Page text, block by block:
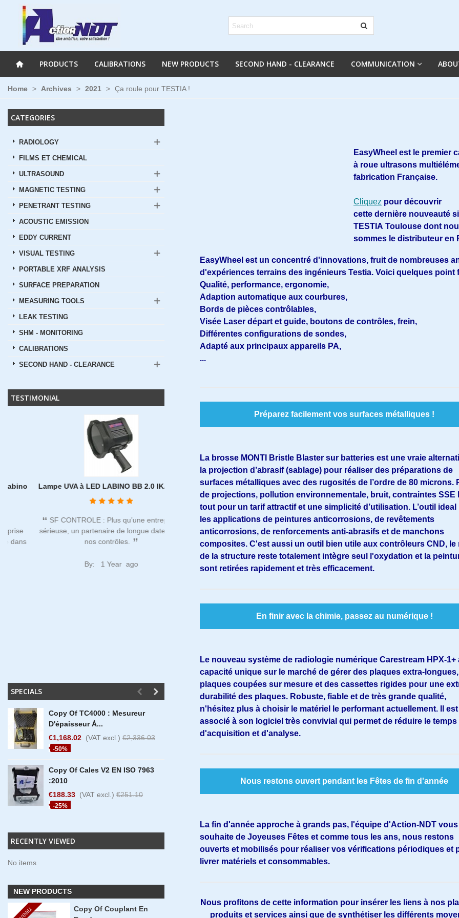
PRODUCTS CALIBRATIONS NEW PRODUCTS SECOND HAND - CLEARANCE COMMUNICATION
Home > Archives > 2021 > Ça roule pour TESTIA !
CATEGORIES
RADIOLOGY
FILMS ET CHEMICAL
ULTRASOUND
MAGNETIC TESTING
PENETRANT TESTING
ACOUSTIC EMISSION
EDDY CURRENT
VISUAL TESTING
PORTABLE XRF ANALYSIS
SURFACE PREPARATION
MEASURING TOOLS
LEAK TESTING
SHM - MONITORING
CALIBRATIONS
SECOND HAND - CLEARANCE
TESTIMONIAL
Lampe UVA à LED LABINO BB 2.0 IKAROS
SF CONTROLE : Plus qu’une entreprise
sérieuse, un partenaire de longue date dans
nos contrôles.
1 Year ago
MACHINE MONTIPOWER BRISTLE BLASTER
BATTERIES
100% satisfait de votre service, j ai bien
réceptionné la machine ce matin.
Je n'hesiterai pas à faire appel à vous.
1 Year ago
Vérification d'un appareil ultrasons
multiéléments
Matteo L. : Nous vous remercions pour
retour et pour la rapidité avec laquelle
avez traité notre commande. Nous
votre réactivité et votre
SPECIALS
Copy Of TC4000 : Mesureur
D'épaisseur À...
€1,168.02 (VAT excl.) €2,336.03
-50%
Copy Of Cales V2 EN ISO 7963
:2010
€188.33 (VAT excl.) €251.10
-25%
Copy Of Vidéoscope Articulé
360° Haute...
€6,576.97 (VAT excl.) €9,395.67
Copy Of Vidéoscope Articulé
360° Mitcorp X750
€3,813.48 (VAT excl.) €5,084.64
Scanner De Numérisation 3D
Creaform Handyscan...
Logiciels Polyworks
Modeler
€11,185.00 (VAT excl.)
RECENTLY VIEWED
No items
NEW PRODUCTS
Copy Of Couplant En
EasyWheel est le premier
à roue ultrasons
fabrication Française.
Cliquez pour découvrir
cette dernière nouveauté
TESTIA Toulouse dont
sommes le distributeur en
EasyWheel est un concentré d'innovations, fruit de nombreuses
d'expériences terrains des ingénieurs Testia. Voici quelques point
Qualité, performance, ergonomie,
Adaption automatique aux courbures,
Bords de pièces contrôlables,
Visée Laser départ et guide, boutons de contrôles, frein,
Différentes configurations de sondes,
Adapté aux principaux appareils PA,
...
Préparez facilement vos surfaces métalliques !
La brosse MONTI Bristle Blaster sur batteries est une vraie
la projection d’abrasif (sablage) pour réaliser des préparations de
surfaces métalliques avec des rugosités de l’ordre de 80 microns.
de projections, pollution environnementale, bruit, contraintes SSE
tout pour un tarif attractif et une simplicité d’utilisation. L’outil ideal
les applications de peintures anticorrosions, de revêtements
anticorrosions, de renforcements anti-abrasifs et de manchons
composites. C'est aussi un outil bien utile aux contrôleurs CND, le
de la structure reste totalement intègre seul l'oxydation et la
sont retirées rapidement et très efficacement.
En finir avec la chimie, passez au numérique !
Le nouveau système de radiologie numérique Carestream HPX-1+
capacité unique sur le marché de gérer des plaques extra-
plaques coupées sur mesure et des cassettes rigides pour une
durabilité des plaques. Robuste, fiable et de très grande qualité,
n'hésitez plus à choisir le matériel le performant actuellement. Il est
associé à son logiciel très convivial qui permet de réduire le temps
d'acquisition et d'analyse.
Nous restons ouvert pendant les Fêtes de fin d'année
La fin d'année approche à grands pas, l'équipe d'Action-NDT vous
souhaite de Joyeuses Fêtes et comme tous les ans, nous restons
ouverts et mobilisés pour réaliser vos vérifications périodiques et
livrer matériels et consommables.
Nous profitons de cette information pour insérer les liens à nos
produits et services ainsi que de synthétiser les différents